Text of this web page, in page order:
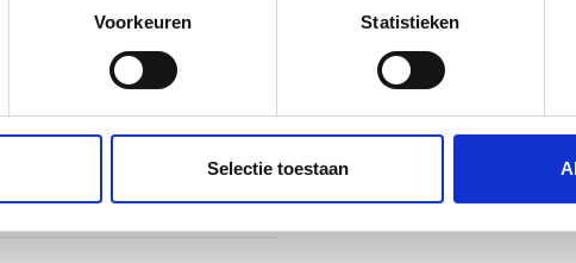
gegevens worden verwerkt en stel uw voorkeuren in het
wijzigen of intrekken in de Cookieverklaring.
Ook delen we informatie over uw gebruik van onze site met onze
Deze partners kunnen deze gegevens combineren met andere
Voorkeuren Statistieken
Selectie toestaan